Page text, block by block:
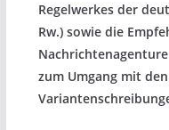
Regelwerkes der
Rw.) sowie die
zum Umgang mit